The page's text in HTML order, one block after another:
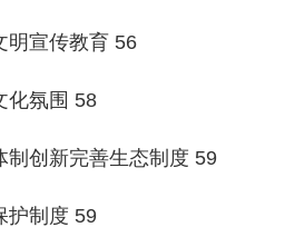
宣传教育 56
氛围 58
新完善生态制度 59
制度 59